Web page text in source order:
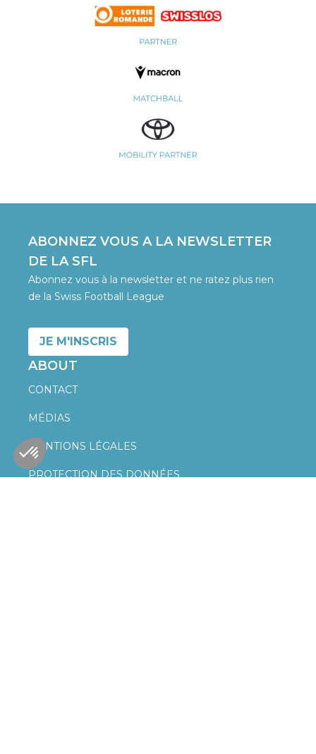
ABONNEZ VOUS A LA NEWSLETTER
DE LA SFL
Abonnez vous à la newsletter et ne ratez plus rien
de la Swiss Football League
JE M'INSCRIS
ABOUT
CONTACT
MÉDIAS
MENTIONS LÉGALES
PROTECTION DES DONNÉES